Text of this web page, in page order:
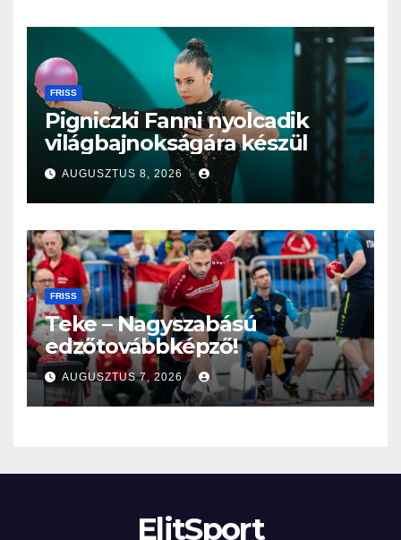
FRISS
Pigniczki Fanni nyolcadik
világbajnokságára készül
AUGUSZTUS 8, 2026
FRISS
Teke – Nagyszabású
edzőtovábbképző!
AUGUSZTUS 7, 2026
ElitSport